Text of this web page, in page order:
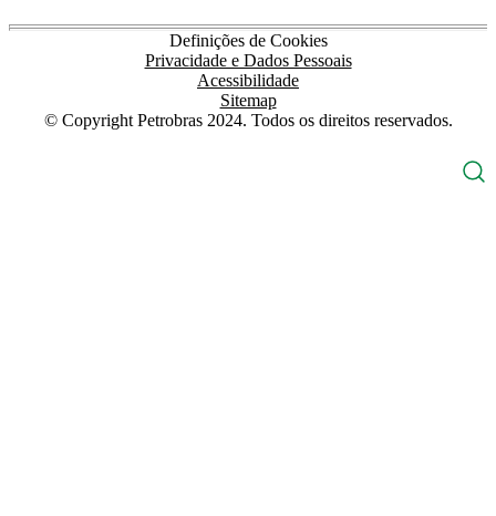
Definições de Cookies
Privacidade e Dados Pessoais
Acessibilidade
Sitemap
© Copyright Petrobras 2024. Todos os direitos reservados.